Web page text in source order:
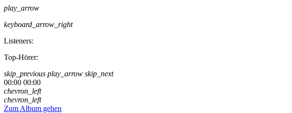
play_arrow
keyboard_arrow_right
Listeners:
Top-Hörer:
skip_previous play_arrow skip_next
00:00 00:00
chevron_left
chevron_left
Zum Album gehen